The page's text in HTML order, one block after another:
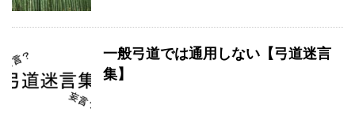
一般弓道では通用しない【弓道迷言
集】